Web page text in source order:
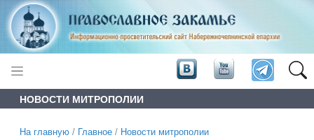
НОВОСТИ МИТРОПОЛИИ
На главную / Главное / Новости митрополии